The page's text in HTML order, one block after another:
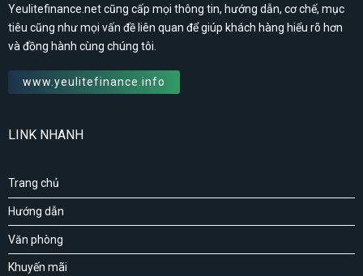
Yeulitefinance.net cũng cấp mọi thông tin, hướng dẫn, cơ chế, mục
tiêu cũng như mọi vấn đề liên quan để giúp khách hàng hiểu rõ hơn
và đồng hành cùng chúng tôi.
www.yeulitefinance.info
LINK NHANH
Trang chủ
Hướng dẫn
Văn phòng
Khuyến mãi